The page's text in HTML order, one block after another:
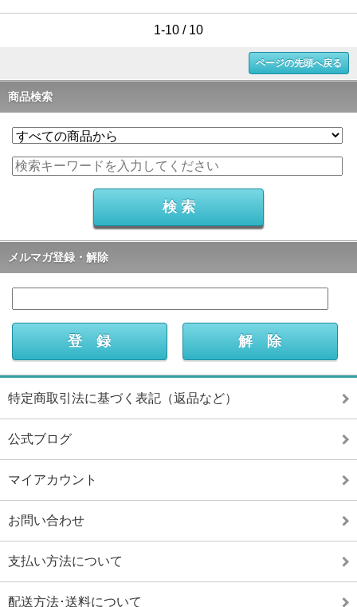
1-10 / 10
ページの先頭へ戻る
商品検索
メルマガ登録・解除
特定商取引法に基づく表記（返品など）
公式ブログ
マイアカウント
お問い合わせ
支払い方法について
配送方法･送料について